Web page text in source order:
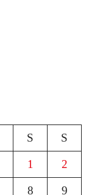
S S
1 2
8 9